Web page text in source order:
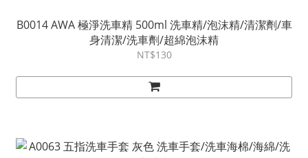
B0014 AWA 極淨洗車精 500ml 洗車精/泡沫精/清潔劑/車
身清潔/洗車劑/超綿泡沫精
NT$130